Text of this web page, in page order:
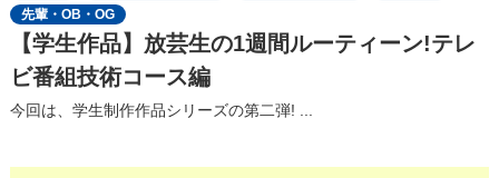
先輩・OB・OG
【学生作品】放芸生の1週間ルーティーン!テレ
ビ番組技術コース編
今回は、学生制作作品シリーズの第二弾! ...